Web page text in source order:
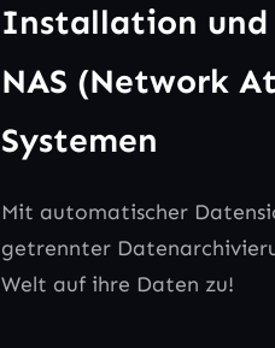
Installation
NAS (Network
Systemen
Mit automatischer
getrennter
Welt auf ihre Daten zu!